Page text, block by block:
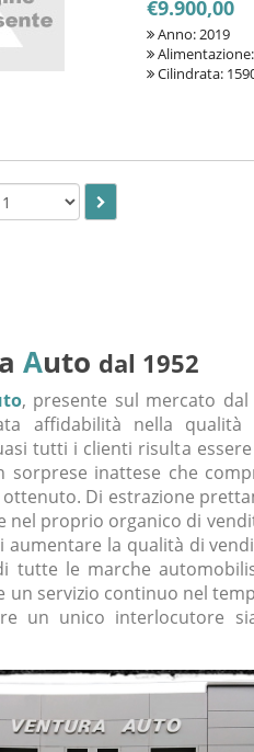
€9.900,00
Anno: 2019
Cilindrata:
Auto dal 1952
, presente sul mercato
affidabilità nella qualità
tutti i clienti risulta
sorprese inattese che
Di estrazione
nel proprio organico di
aumentare la qualità di
tutte le marche
un servizio continuo nel
un unico interlocutore